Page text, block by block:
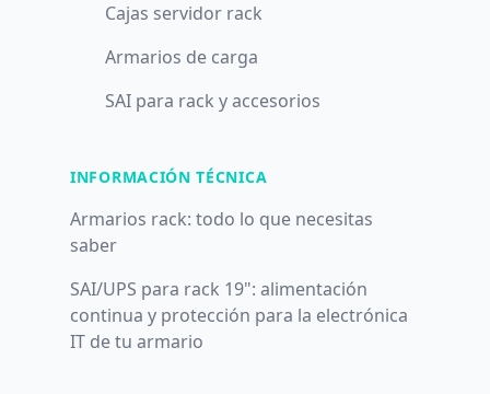
Cajas servidor rack
Armarios de carga
SAI para rack y accesorios
INFORMACIÓN TÉCNICA
Armarios rack: todo lo que necesitas
saber
SAI/UPS para rack 19": alimentación
continua y protección para la electrónica
IT de tu armario